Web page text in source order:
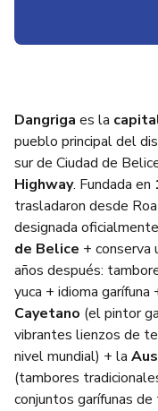
Dangriga es la
pueblo principal del
sur de Ciudad de
Highway. Fundada en
trasladaron desde
designada
de Belice + conserva
años después:
yuca + idioma garífuna
Cayetano (el pintor
vibrantes lienzos de
nivel mundial) + la
(tambores
conjuntos garífunas